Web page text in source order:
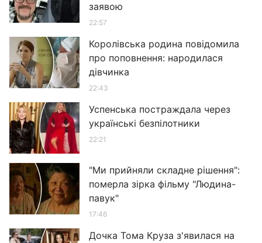
заявою
22:57
Королівська родина повідомила
про поповнення: народилася
дівчинка
22:43
Успенська постраждала через
українські безпілотники
22:21
"Ми прийняли складне рішення":
померла зірка фільму "Людина-
павук"
17:46
Дочка Тома Круза з'явилася на